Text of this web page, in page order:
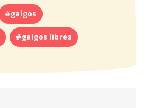
#galgos
#galgos libres